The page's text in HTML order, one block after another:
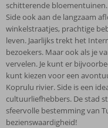
schitterende
Side ook aan de langzaam
winkelstraatjes, prachtige
leven. Jaarlijks trekt het
bezoekers. Maar ook als je
vervelen. Je kunt er
kunt kiezen voor een
Koprulu rivier. Side is een
cultuurliefhebbers. De stad
sfeervolle bestemming van
bezienswaardigheid!